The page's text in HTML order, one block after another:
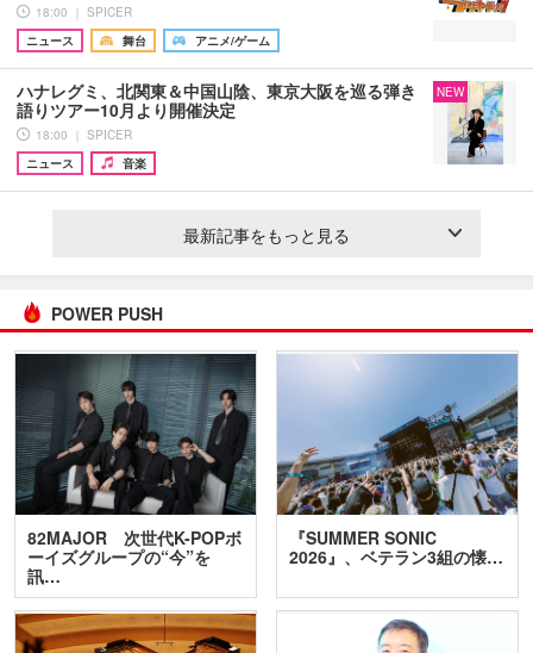
18:00 ｜ SPICER
ニュース
舞台 アニメ/ゲーム
ハナレグミ、北関東＆中国山陰、東京大阪を巡る弾き
語りツアー10月より開催決定
18:00 ｜ SPICER
ニュース
音楽
NEW
最新記事をもっと見る
POWER PUSH
82MAJOR 次世代K-POPボ
ーイズグループの“今”を
訊…
『SUMMER SONIC
2026』、ベテラン3組の懐…